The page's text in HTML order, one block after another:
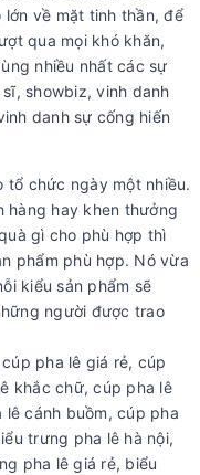
lớn về mặt tinh thần, để
qua mọi khó khăn,
nhiều nhất các sự
showbiz, vinh danh
danh sự cống hiến
tổ chức ngày một nhiều.
hàng hay khen thưởng
gì cho phù hợp thì
phẩm phù hợp. Nó vừa
kiểu sản phẩm sẽ
người được trao
pha lê giá rẻ, cúp
khắc chữ, cúp pha lê
cánh buồm, cúp pha
trưng pha lê hà nội,
pha lê giá rẻ, biểu